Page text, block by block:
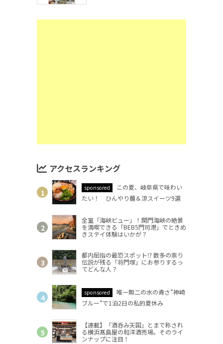
アクセスランキング
sponsored
この夏、岐阜県で味わい
たい！ ひんやり麺＆涼スイーツ9選
全室「海峡ビュー」！関門海峡の絶景
を満喫できる「BEB5門司港」でときめ
きステイ体験はいかが？
都内屈指の最恐スポット⁉ 数多の祟り
伝説が残る「将門塚」にお参りするっ
てどんな人？
sponsored
唯一無二の水の青さ”神崎
ブルー”で1泊2日の私的夏休み
【連載】「酒呑み天国」とまで称され
る横浜髙島屋の和洋酒売場。そのライ
ンナップに注目！